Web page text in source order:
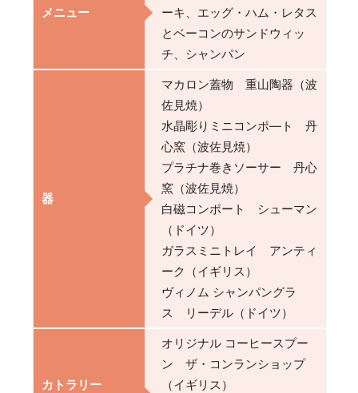
メニュー
ーキ、エッグ・ハム・レタス
とベーコンのサンドウィッ
チ、シャンパン
器
マカロン蓋物 重山陶器（波
佐見焼）
水晶彫りミニコンポ―ト 丹
心窯（波佐見焼）
プラチナ巻きソーサー 丹心
窯（波佐見焼）
白磁コンポート シューマン
（ドイツ）
ガラスミニトレイ アンティ
ーク（イギリス）
ヴィノム シャンパングラ
ス リーデル（ドイツ）
カトラリー
オリジナル コーヒースプー
ン ザ・コンランショップ
（イギリス）